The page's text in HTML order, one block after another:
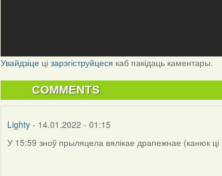
Увайдзіце цізарэгіструйцеся каб пакідаць каментары.
COMMENTS
Lighty - 14.01.2022 - 01:15
У 15:59 зноў прыляцела вялікае драпежнае (канюк